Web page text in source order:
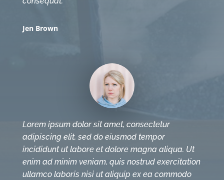
Jen Brown
Lorem ipsum dolor sit amet, consectetur
adipiscing elit, sed do eiusmod tempor
incididunt ut labore et dolore magna aliqua. Ut
enim ad minim veniam, quis nostrud exercitation
ullamco laboris nisi ut aliquip ex ea commodo